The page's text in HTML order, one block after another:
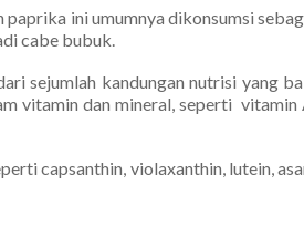
paprika ini umumnya dikonsumsi
cabe bubuk.
sejumlah kandungan nutrisi yang
vitamin dan mineral, seperti vitamin
capsanthin, violaxanthin, lutein,